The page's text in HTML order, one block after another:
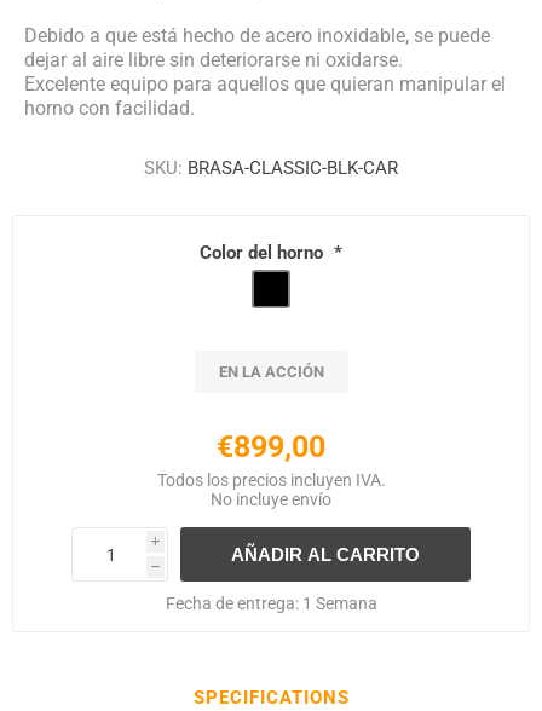
Debido a que está hecho de acero inoxidable, se puede
dejar al aire libre sin deteriorarse ni oxidarse.
Excelente equipo para aquellos que quieran manipular el
horno con facilidad.
SKU: BRASA-CLASSIC-BLK-CAR
Color del horno *
EN LA ACCIÓN
€899,00
Todos los precios incluyen IVA.
No incluyeenvío
i
h
Fecha de entrega: 1 Semana
SPECIFICATIONS